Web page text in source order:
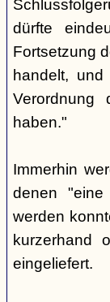
dürfte
Fortsetzung
handelt,
Verordnung
haben."
Immerhin
denen "eine
werden
kurzerhand
eingeliefert.